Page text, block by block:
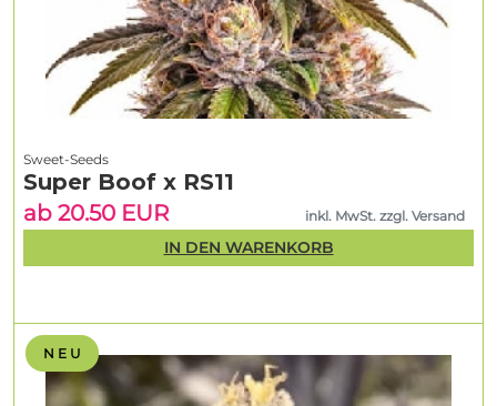
N E U
Sweet-Seeds
Super Boof x RS11
ab 20.50 EUR
inkl. MwSt. zzgl. Versand
IN DEN WARENKORB